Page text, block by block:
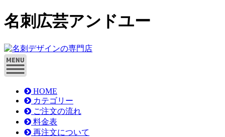
名刺広芸アンドユー
HOME
カテゴリー
ご注文の流れ
料金表
再注文について